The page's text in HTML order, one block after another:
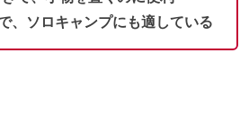
、ソロキャンプにも適している